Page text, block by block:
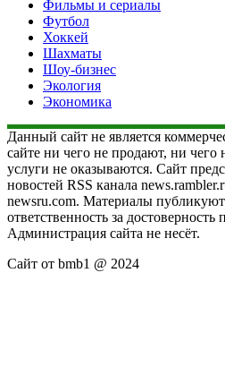
Фильмы и сериалы
Футбол
Хоккей
Шахматы
Шоу-бизнес
Экология
Экономика
Данный сайт не является
сайте ни чего не продают, ни
услуги не оказываются. Сайт
новостей RSS канала
newsru.com. Материалы
ответственность за
Администрация сайта не несёт.
Сайт от bmb1 @ 2024